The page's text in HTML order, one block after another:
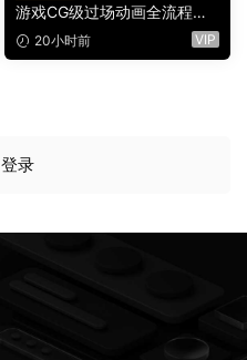
游戏CG级过场动画全流程视
频课程 中文字幕（16149）
20小时前 VIP
登录